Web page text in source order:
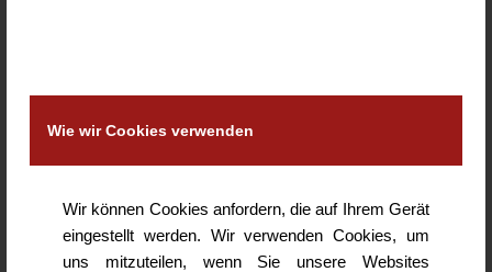
Wie wir Cookies verwenden
Wir können Cookies anfordern, die auf Ihrem Gerät
eingestellt werden. Wir verwenden Cookies, um
uns mitzuteilen, wenn Sie unsere Websites
Hinterlasse uns deinen Kommentar!
abzugeben.